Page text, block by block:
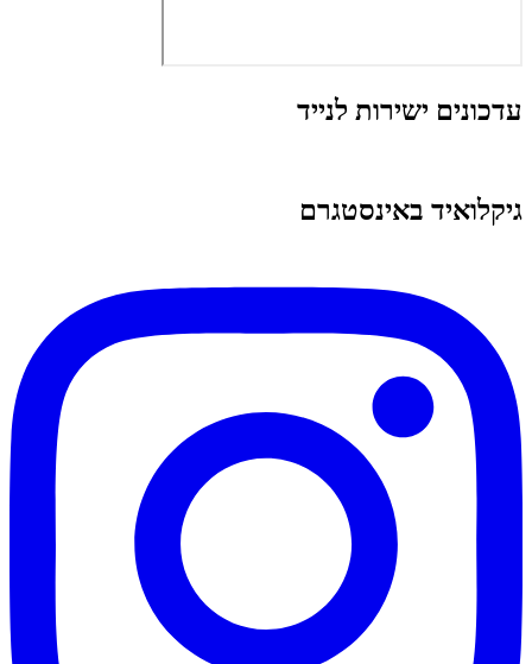
עדכונים ישירות לנייד
גיקלואיד באינסטגרם